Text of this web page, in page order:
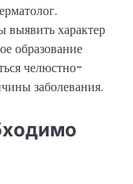
выявить характер
образование
челюстно-
заболевания.